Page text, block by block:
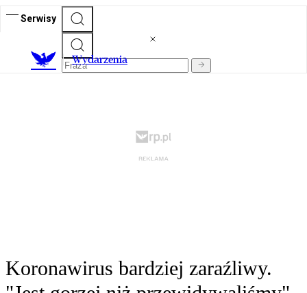
Serwisy
Wydarzenia
Koronawirus bardziej zaraźliwy.